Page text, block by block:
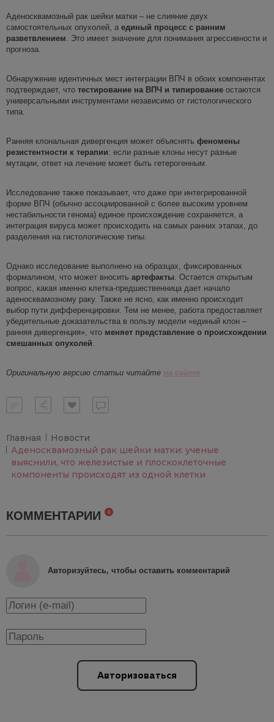
Аденосквамозный рак шейки матки – не слияние двух
самостоятельных опухолей, а единый процесс с ранним
разветвлением . Это имеет значение для понимания агрессивности и
прогноза.
Обнаружение идентичных мест интеграции ВПЧ в обоих компонентах
подтверждает, что тестирование на ВПЧ и типирование остаются
универсальными инструментами независимо от гистологического
типа.
Ранняя клональная дивергенция может объяснять феномены
резистентности к терапии: если разные клоны несут разные
мутации, ответ на лечение может быть гетерогенным.
Исследование также показывает, что даже при интегрированной
форме ВПЧ (обычно ассоциированной с более высоким уровнем
нестабильности генома) единое происхождение сохраняется, а
интеграция вируса может происходить на самых ранних этапах, до
разделения на гистологические типы.
Однако исследование выполнено на образцах, фиксированных
формалином, что может вносить артефакты . Остается открытым
вопрос, какая именно клетка-предшественница дает начало
аденосквамозному раку. Также не ясно, как именно происходит
выбор пути дифференцировки. Тем не менее, работа предоставляет
убедительные доказательства в пользу модели «единый клон –
ранняя дивергенция», что меняет представление о происхождении
смешанных опухолей
Оригинальную версию статьи читайте на сайте
Главная
Новости
Аденосквамозный рак шейки матки: ученые
выяснили, что железистые и плоскоклеточные
компоненты происходят из одной клетки
КОММЕНТАРИИ 0
Авторизуйтесь, чтобы оставить комментарий
Авторизоваться